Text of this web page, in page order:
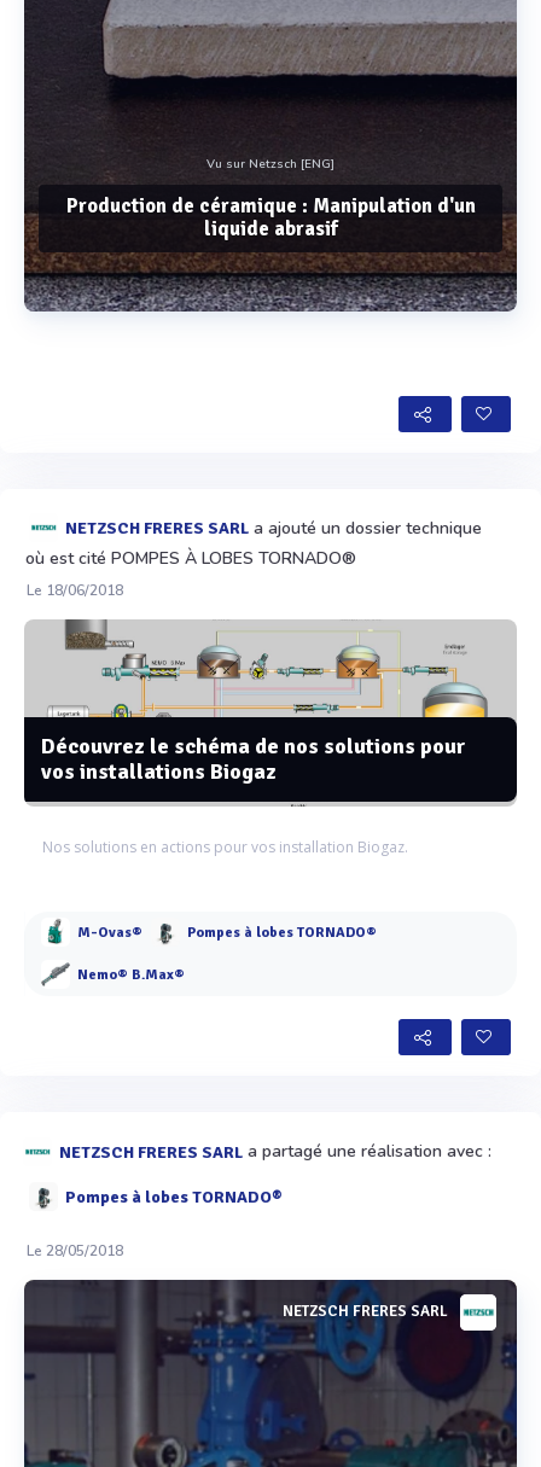
Vu sur Netzsch [ENG]
Production de céramique : Manipulation d'un
liquide abrasif
NETZSCH FRERES SARL a ajouté un dossier technique
où est cité POMPES À LOBES TORNADO®
Le 18/06/2018
Découvrez le schéma de nos solutions pour
vos installations Biogaz
Nos solutions en actions pour vos installation Biogaz.
M-Ovas® Pompes à lobes TORNADO®
Nemo® B.Max®
NETZSCH FRERES SARL a partagé une réalisation avec :
Pompes à lobes TORNADO®
Le 28/05/2018
NETZSCH FRERES SARL